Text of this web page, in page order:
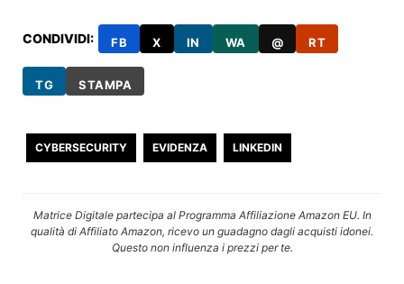
CONDIVIDI: FB X IN WA @ RT
TG STAMPA
CYBERSECURITY EVIDENZA LINKEDIN
Matrice Digitale partecipa al Programma Affiliazione Amazon EU. In
qualità di Affiliato Amazon, ricevo un guadagno dagli acquisti idonei.
Questo non influenza i prezzi per te.